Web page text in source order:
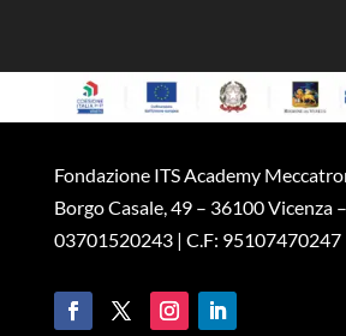
Fondazione ITS Academy
Borgo Casale, 49 – 36100 Vicenza
03701520243 | C.F: 95107470247